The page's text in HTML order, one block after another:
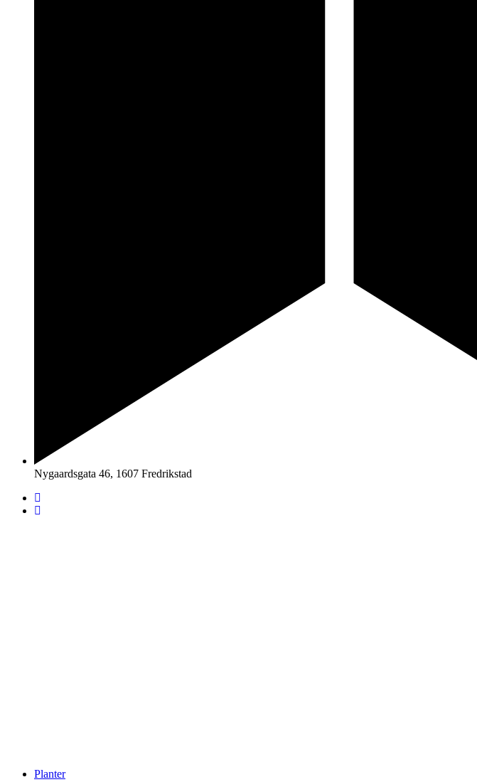
Nygaardsgata 46, 1607 Fredrikstad
Planter